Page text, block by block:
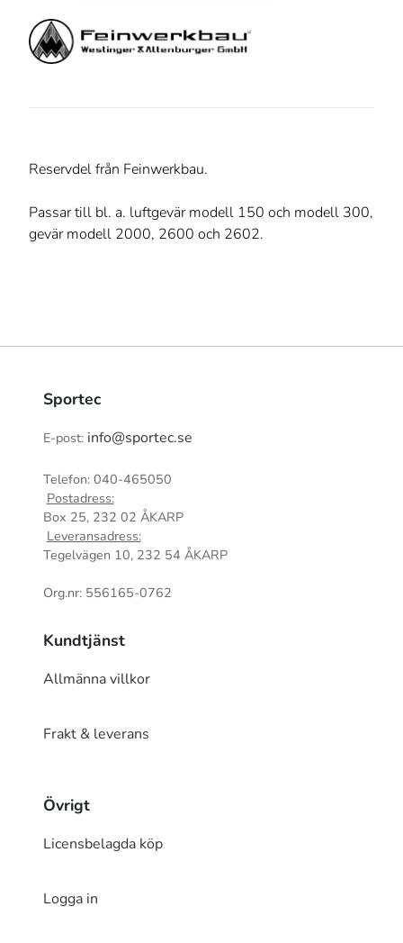
Reservdel från Feinwerkbau.
Passar till bl. a. luftgevär modell 150 och modell 300,
gevär modell 2000, 2600 och 2602.
Sportec
E-post: info@sportec.se
Telefon: 040-465050
Postadress:
Box 25, 232 02 ÅKARP
Leveransadress:
Tegelvägen 10, 232 54 ÅKARP
Org.nr: 556165-0762
Kundtjänst
Allmänna villkor
Frakt & leverans
Övrigt
Licensbelagda köp
Logga in